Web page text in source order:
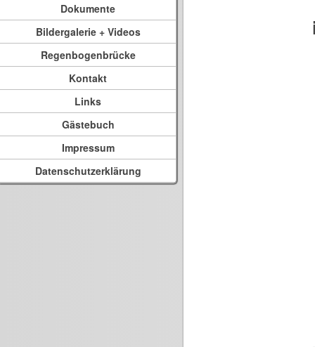
Dokumente
Bildergalerie + Videos
Regenbogenbrücke
Kontakt
Links
Gästebuch
Impressum
Datenschutzerklärung